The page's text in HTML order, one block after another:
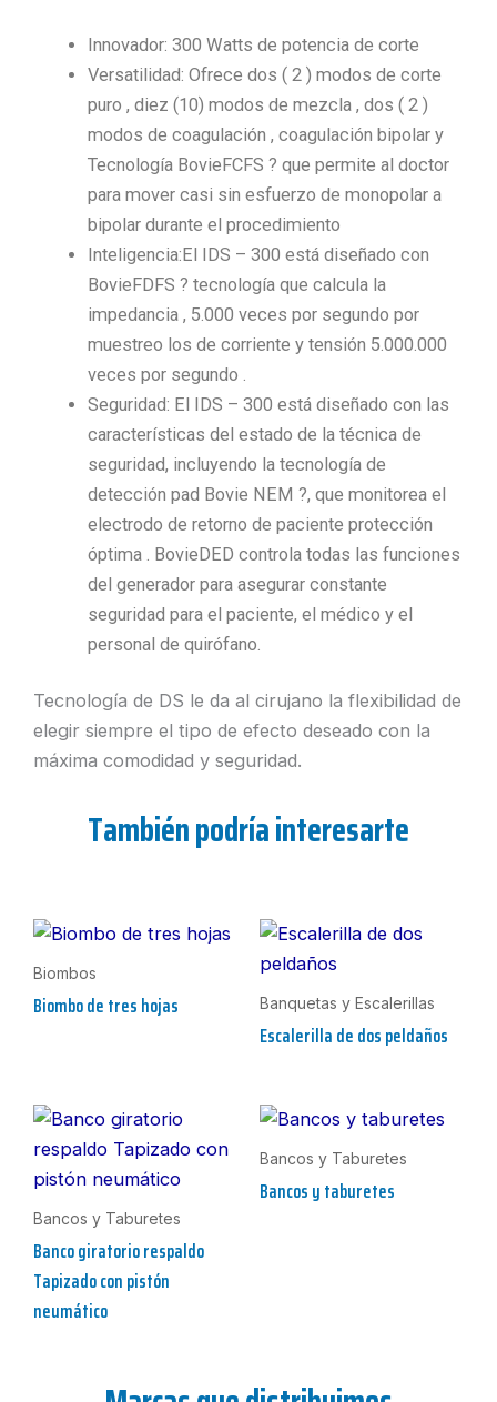
Innovador: 300 Watts de potencia de corte
Versatilidad: Ofrece dos ( 2 ) modos de corte
puro , diez (10) modos de mezcla , dos ( 2 )
modos de coagulación , coagulación bipolar y
Tecnología BovieFCFS ? que permite al doctor
para mover casi sin esfuerzo de monopolar a
bipolar durante el procedimiento
Inteligencia:El IDS – 300 está diseñado con
BovieFDFS ? tecnología que calcula la
impedancia , 5.000 veces por segundo por
muestreo los de corriente y tensión 5.000.000
veces por segundo .
Seguridad: El IDS – 300 está diseñado con las
características del estado de la técnica de
seguridad, incluyendo la tecnología de
detección pad Bovie NEM ?, que monitorea el
electrodo de retorno de paciente protección
óptima . BovieDED controla todas las funciones
del generador para asegurar constante
seguridad para el paciente, el médico y el
personal de quirófano.
Tecnología de DS le da al cirujano la flexibilidad de
elegir siempre el tipo de efecto deseado con la
máxima comodidad y seguridad.
También podría interesarte
Biombos
Biombo de tres hojas Banquetas y Escalerillas
Escalerilla de dos peldaños
Bancos y Taburetes
Banco giratorio respaldo
Tapizado con pistón
neumático
Bancos y Taburetes
Bancos y taburetes